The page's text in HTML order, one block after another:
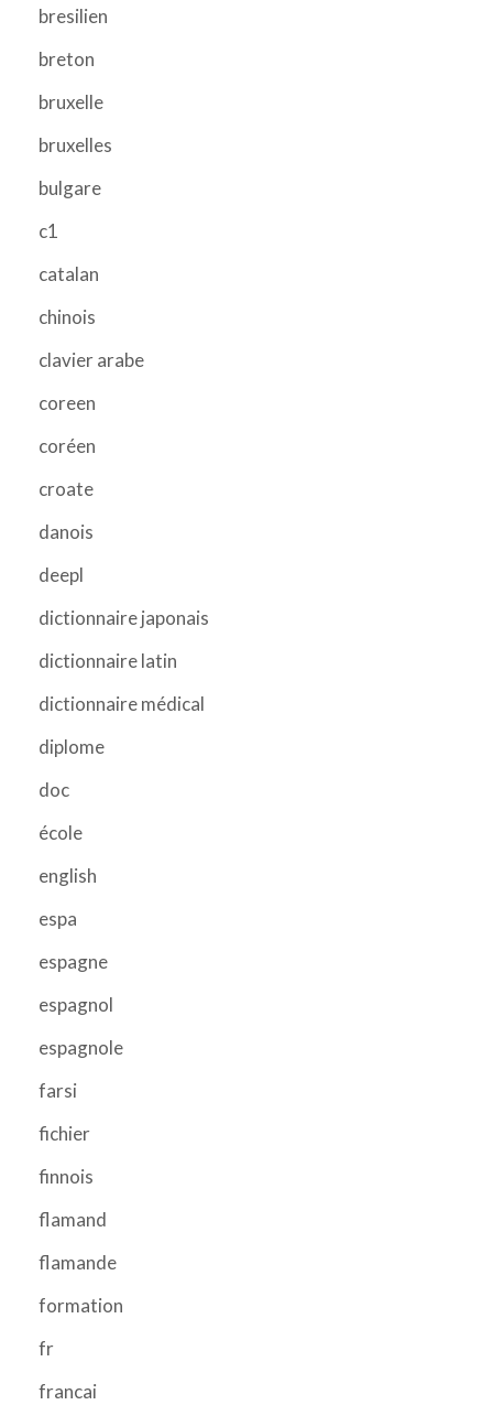
bresilien
breton
bruxelle
bruxelles
bulgare
c1
catalan
chinois
clavier arabe
coreen
coréen
croate
danois
deepl
dictionnaire japonais
dictionnaire latin
dictionnaire médical
diplome
doc
école
english
espa
espagne
espagnol
espagnole
farsi
fichier
finnois
flamand
flamande
formation
fr
francai